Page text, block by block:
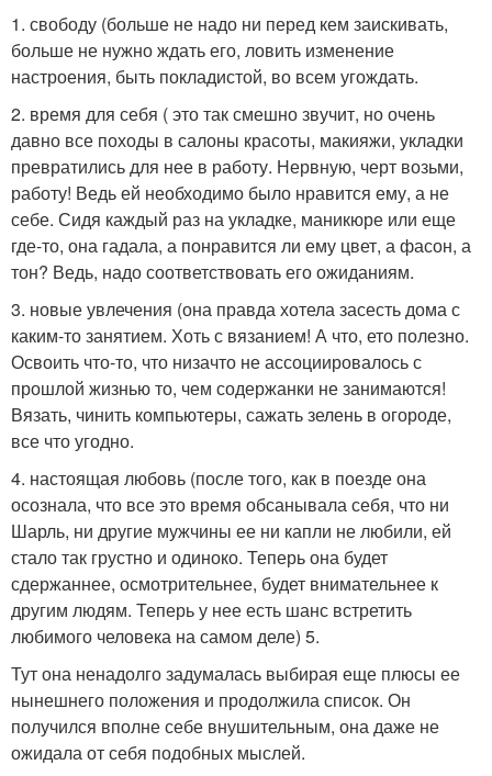
1. свободу (больше не надо ни перед кем заискивать,
больше не нужно ждать его, ловить изменение
настроения, быть покладистой, во всем угождать.
2. время для себя ( это так смешно звучит, но очень
давно все походы в салоны красоты, макияжи, укладки
превратились для нее в работу. Нервную, черт возьми,
работу! Ведь ей необходимо было нравится ему, а не
себе. Сидя каждый раз на укладке, маникюре или еще
где-то, она гадала, а понравится ли ему цвет, а фасон, а
тон? Ведь, надо соответствовать его ожиданиям.
3. новые увлечения (она правда хотела засесть дома с
каким-то занятием. Хоть с вязанием! А что, ето полезно.
Освоить что-то, что низачто не ассоциировалось с
прошлой жизнью то, чем содержанки не занимаются!
Вязать, чинить компьютеры, сажать зелень в огороде,
все что угодно.
4. настоящая любовь (после того, как в поезде она
осознала, что все это время обсанывала себя, что ни
Шарль, ни другие мужчины ее ни капли не любили, ей
стало так грустно и одиноко. Теперь она будет
сдержаннее, осмотрительнее, будет внимательнее к
другим людям. Теперь у нее есть шанс встретить
любимого человека на самом деле) 5.
Тут она ненадолго задумалась выбирая еще плюсы ее
нынешнего положения и продолжила список. Он
получился вполне себе внушительным, она даже не
ожидала от себя подобных мыслей.